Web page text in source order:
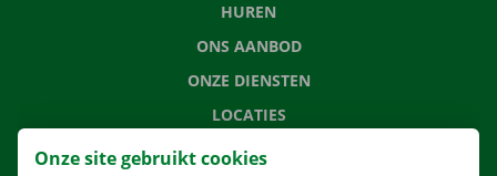
HUREN
ONS AANBOD
ONZE DIENSTEN
LOCATIES
APP
Onze site gebruikt cookies